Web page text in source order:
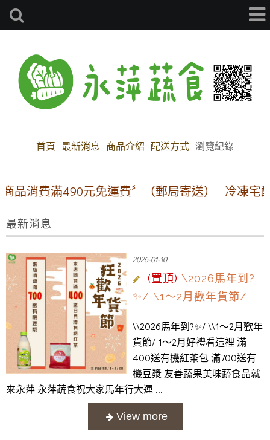
首頁 最新消息 商品介紹 配送方式 瀏覽紀錄
消費滿490元免運費〞（郵局寄送） 冷凍宅配方
最新消息
2026-01-10
(置頂) \2026馬年到?
✨/ \1～2月歡年貨節/
\\2026馬年到?✨/ \\1～2月歡年
貨節/ 1～2月好禮看這裡 滿
400送有機紅茶包 滿700送有
機豆漿 友善蔬果美味蔬食品就
來永萍 永萍蔬食祝大家馬年行大運 ...